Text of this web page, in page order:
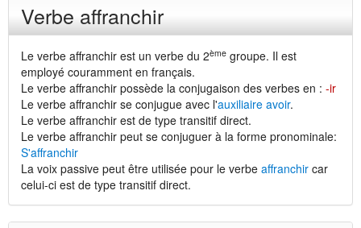
Verbe affranchir
Le verbe affranchir est un verbe du 2ème groupe. Il est
employé couramment en français.
Le verbe affranchir possède la conjugaison des verbes en : -ir
Le verbe affranchir se conjugue avec l'auxiliaire avoir.
Le verbe affranchir est de type transitif direct.
Le verbe affranchir peut se conjuguer à la forme pronominale:
S'affranchir
La voix passive peut être utilisée pour le verbe affranchir car
celui-ci est de type transitif direct.